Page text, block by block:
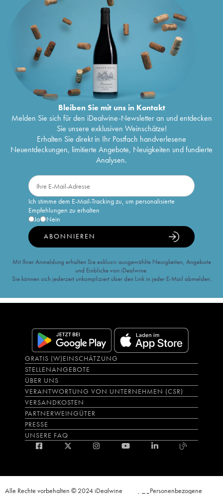
Bleiben Sie mit uns in Kontakt
Melden Sie sich für den iDealwine-Newsletter an und entdecken
Sie unsere exklusiven Weinschätze!
Erhalten Sie direkt in Ihr Postfach handverlesene
Neuentdeckungen, limitierte Angebote, Neuigkeiten und fundierte
Analysen.
Ich stimme dem E-Mail-Tracking zu, um personalisierte
Empfehlungen zu erhalten
Ja
Nein
ABONNIEREN
Mit Ihrer Anmeldung erhalten Sie exklusiv ausgewählte Neuigkeiten, Angebote
und Einblicke von iDealwine.
Sie können sich jederzeit unkompliziert über den Link in jeder E-Mail abmelden.
GRATIS (W)EINSCHÄTZUNG
STELLENANGEBOTE
ÜBER UNS
VERANTWORTUNG VON UNTERNEHMEN (CSR)
VERSANDKOSTEN
PARTNERWEINGÜTER
PRESSE
UNSERE FAQ
Alle Rechte vorbehalten © 2024 iDealwine Personenbezogene